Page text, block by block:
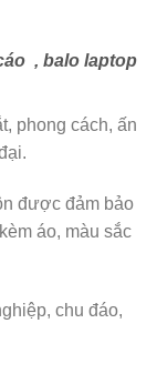
, balo laptop
phong cách, ấn
được đảm bảo
áo, màu sắc
chu đáo,